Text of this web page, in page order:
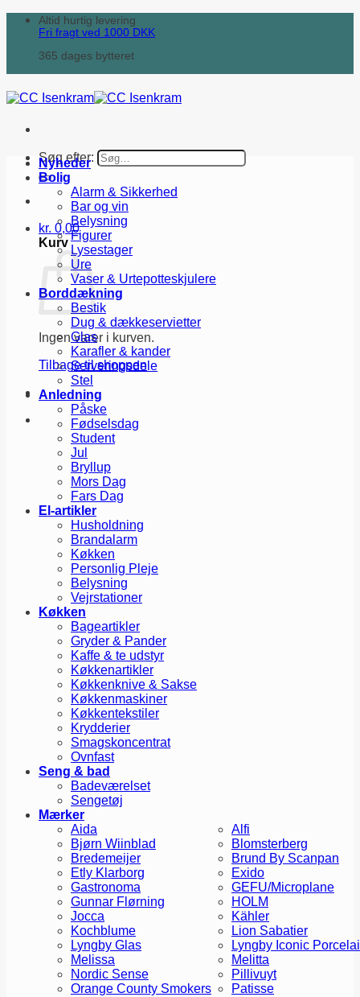
Altid hurtig levering
Fri fragt ved 1000 DKK
365 dages bytteret
Søg efter:
kr. 0,00
Kurv
Ingen varer i kurven.
Tilbage til shoppen
Nyheder
Bolig
Alarm & Sikkerhed
Bar og vin
Belysning
Figurer
Lysestager
Ure
Vaser & Urtepotteskjulere
Borddækning
Bestik
Dug & dækkeservietter
Glas
Karafler & kander
Serveringsdele
Stel
Anledning
Påske
Fødselsdag
Student
Jul
Bryllup
Mors Dag
Fars Dag
El-artikler
Husholdning
Brandalarm
Køkken
Personlig Pleje
Belysning
Vejrstationer
Køkken
Bageartikler
Gryder & Pander
Kaffe & te udstyr
Køkkenartikler
Køkkenknive & Sakse
Køkkenmaskiner
Køkkentekstiler
Krydderier
Smagskoncentrat
Ovnfast
Seng & bad
Badeværelset
Sengetøj
Mærker
Aida
Alfi
Bjørn Wiinblad
Blomsterberg
Bredemeijer
Brund By Scanpan
Etly Klarborg
Exido
Gastronoma
GEFU/Microplane
Gunnar Flørning
HOLM
Jocca
Kähler
Kochblume
Lion Sabatier
Lyngby Glas
Lyngby Iconic
Melissa
Melitta
Nordic Sense
Pillivuyt
Orange County Smokers
Patisse